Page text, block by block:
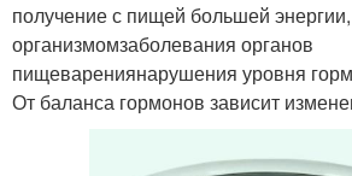
получение с пищей большей
организмомзаболевания органов
пищеварениянарушения уровня
От баланса гормонов зависит